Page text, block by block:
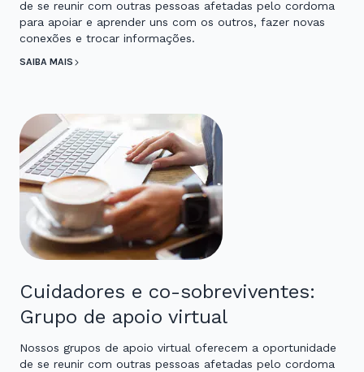
de se reunir com outras pessoas afetadas pelo cordoma
para apoiar e aprender uns com os outros, fazer novas
conexões e trocar informações.
SAIBA MAIS
Cuidadores e co-sobreviventes:
Grupo de apoio virtual
Nossos grupos de apoio virtual oferecem a oportunidade
de se reunir com outras pessoas afetadas pelo cordoma